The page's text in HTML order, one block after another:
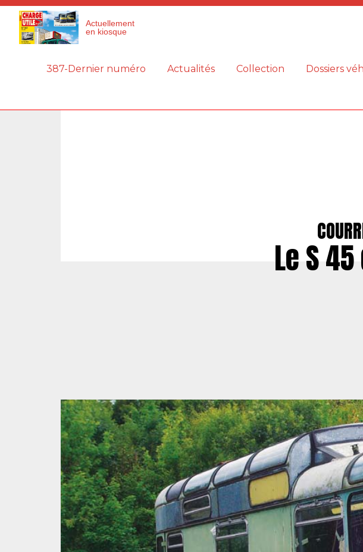
Actuellement
en kiosque
387-Dernier numéro Actualités Collection Dossiers
Le S
Panneau de gestion des cookies